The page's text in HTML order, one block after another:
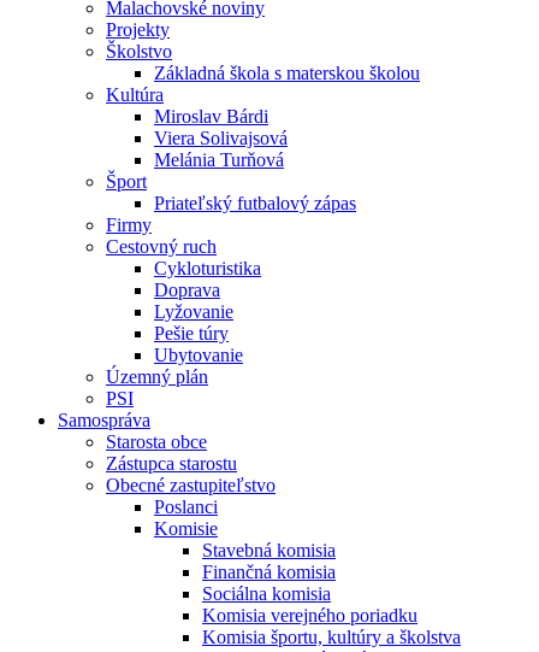
Malachovské noviny
Projekty
Školstvo
Základná škola s materskou školou
Kultúra
Miroslav Bárdi
Viera Solivajsová
Melánia Turňová
Šport
Priateľský futbalový zápas
Firmy
Cestovný ruch
Cykloturistika
Doprava
Lyžovanie
Pešie túry
Ubytovanie
Územný plán
PSI
Samospráva
Starosta obce
Zástupca starostu
Obecné zastupiteľstvo
Poslanci
Komisie
Stavebná komisia
Finančná komisia
Sociálna komisia
Komisia verejného poriadku
Komisia športu, kultúry a školstva